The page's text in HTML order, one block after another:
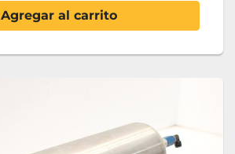
Agregar al carrito